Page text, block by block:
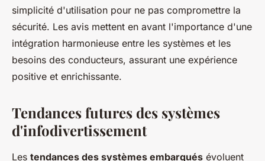
simplicité d'utilisation pour ne pas compromettre la
sécurité. Les avis mettent en avant l'importance d'une
intégration harmonieuse entre les systèmes et les
besoins des conducteurs, assurant une expérience
positive et enrichissante.
Tendances futures des systèmes
d'infodivertissement
Les tendances des systèmes embarqués évoluent